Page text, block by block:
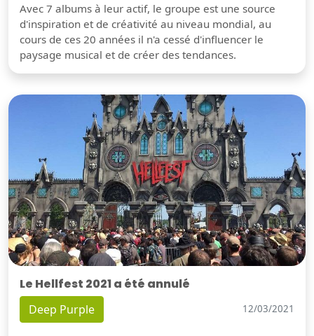
Avec 7 albums à leur actif, le groupe est une source
d'inspiration et de créativité au niveau mondial, au
cours de ces 20 années il n'a cessé d'influencer le
paysage musical et de créer des tendances.
Le Hellfest 2021 a été annulé
Deep Purple 12/03/2021